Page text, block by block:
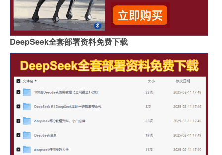
DeepSeek全套部署资料免费下载